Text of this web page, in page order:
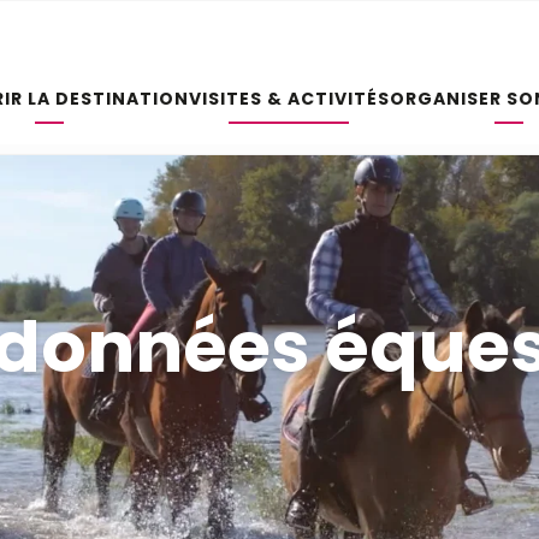
LA DESTINATIONVISITES & ACTIVITÉSORGANISER